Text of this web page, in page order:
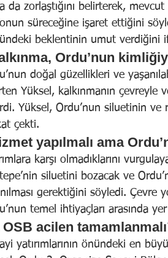
da zorlaştığını belirterek,
süreceğine işaret ettiğini
beklentinin umut verdiğini
Ordu’nun
doğal güzellikleri ve
Yüksel, kalkınmanın
Yüksel, Ordu’nun siluetinin ve
çekti.
yapılmalı ama
karşı olmadıklarını
siluetini bozacak ve
gerektiğini söyledi.
temel ihtiyaçları arasında
OSB acilen
yatırımlarının önündeki en